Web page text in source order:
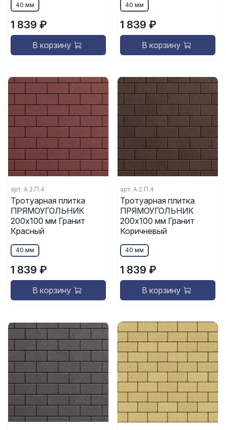
40 мм
1 839 ₽
В корзину
40 мм
1 839 ₽
В корзину
арт. А.2.П.4
Тротуарная плитка
ПРЯМОУГОЛЬНИК
200x100 мм Гранит
Красный
40 мм
1 839 ₽
В корзину
арт. А.2.П.4
Тротуарная плитка
ПРЯМОУГОЛЬНИК
200x100 мм Гранит
Коричневый
40 мм
1 839 ₽
В корзину